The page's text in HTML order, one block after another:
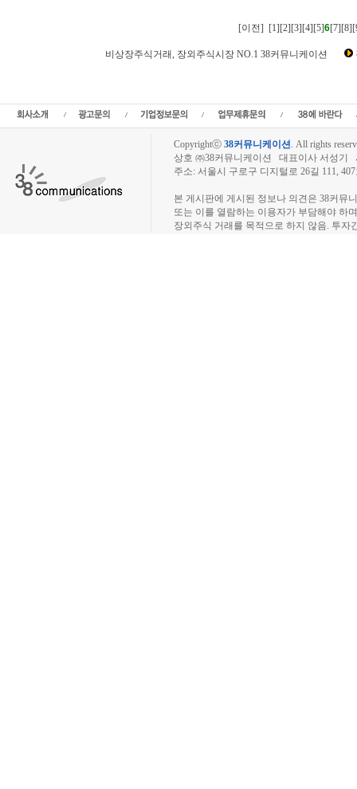
[이전] [1][2][3][4][5]6[7][8]
비상장주식거래, 장외주식시장 NO.1 38커뮤니케이션
Copyrightⓒ 38커뮤니케이션. All rights
상호 ㈜38커뮤니케이션 대표이사 서성기
주소: 서울시 구로구 디지털로 26길 111,
본 게시판에 게시된 정보나 의견은 38커뮤
또는 이를 열람하는 이용자가 부담해야 하
장외주식 거래를 목적으로 하지 않음. 투